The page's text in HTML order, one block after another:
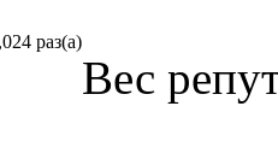
раз(а)
Вес